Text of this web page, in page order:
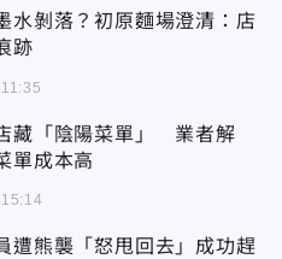
水剝落？初原麵場澄清：店
跡
藏「陰陽菜單」 業者解
單成本高
遭熊襲「怒甩回去」成功趕